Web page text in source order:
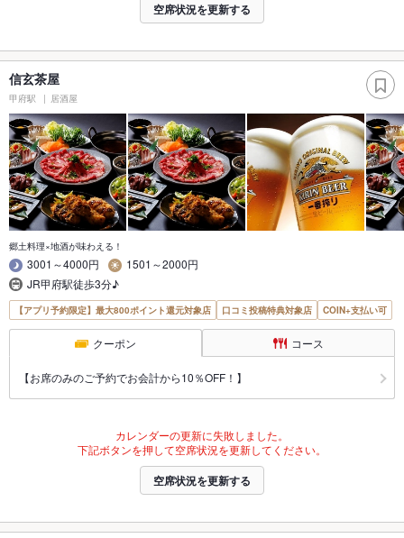
空席状況を更新する
信玄茶屋
甲府駅 居酒屋
郷土料理×地酒が味わえる！
3001～4000円
1501～2000円
JR甲府駅徒歩3分♪
【アプリ予約限定】最大800ポイント還元対象店 口コミ投稿特典対象店 COIN+支払い可
クーポン コース
【お席のみのご予約でお会計から10％OFF！】
カレンダーの更新に失敗しました。
下記ボタンを押して空席状況を更新してください。
空席状況を更新する